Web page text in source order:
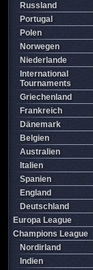
Russland
Portugal
Polen
Norwegen
Niederlande
International
Tournaments
Griechenland
Frankreich
Dänemark
Belgien
Australien
Italien
Spanien
England
Deutschland
Europa League
Champions League
Nordirland
Indien